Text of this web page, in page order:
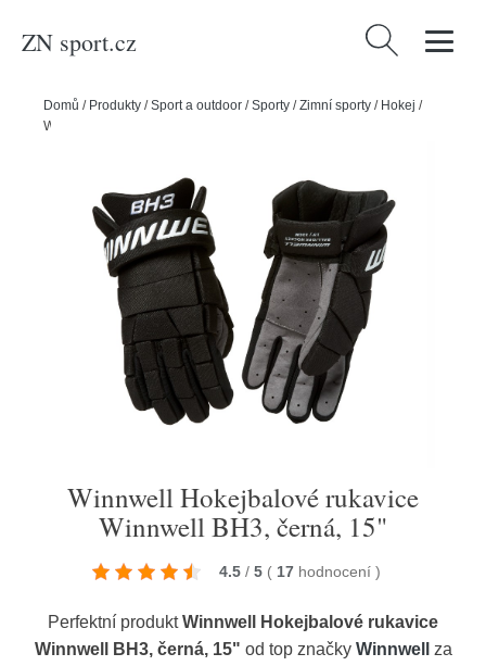
ZN sport.cz Vyhledávání
Domů / Produkty /Sport a outdoor /Sporty /Zimní sporty / Hokej /
Winnwell Hokejbalové rukavice Winnwell BH3, černá, 15"
Winnwell Hokejbalové rukavice
Winnwell BH3, černá, 15"
4.5 / 5 ( 17 hodnocení )
Perfektní produktWinnwell Hokejbalové rukavice
Winnwell BH3, černá, 15" od top značky Winnwell
za